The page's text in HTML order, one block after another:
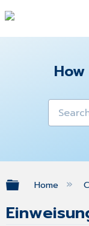
Expand/
Home